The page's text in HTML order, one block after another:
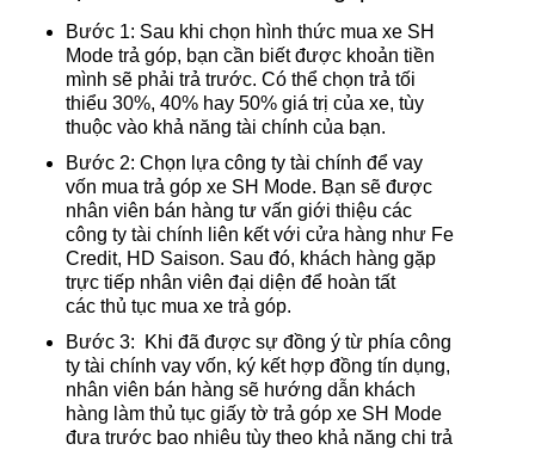
Bước 1: Sau khi chọn hình thức mua xe SH
Mode trả góp, bạn cần biết được khoản tiền
mình sẽ phải trả trước. Có thể chọn trả tối
thiểu 30%, 40% hay 50% giá trị của xe, tùy
thuộc vào khả năng tài chính của bạn.
Bước 2: Chọn lựa công ty tài chính để vay
vốn mua trả góp xe SH Mode. Bạn sẽ được
nhân viên bán hàng tư vấn giới thiệu các
công ty tài chính liên kết với cửa hàng như Fe
Credit, HD Saison. Sau đó, khách hàng gặp
trực tiếp nhân viên đại diện để hoàn tất
các thủ tục mua xe trả góp.
Bước 3: Khi đã được sự đồng ý từ phía công
ty tài chính vay vốn, ký kết hợp đồng tín dụng,
nhân viên bán hàng sẽ hướng dẫn khách
hàng làm thủ tục giấy tờ trả góp xe SH Mode
đưa trước bao nhiêu tùy theo khả năng chi trả